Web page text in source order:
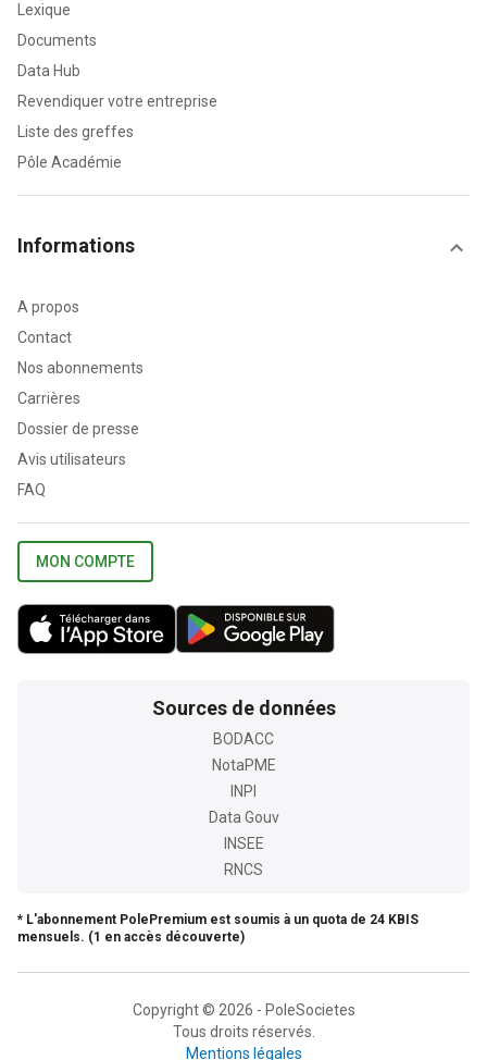
Lexique
Documents
Data Hub
Revendiquer votre entreprise
Liste des greffes
Pôle Académie
Informations
A propos
Contact
Nos abonnements
Carrières
Dossier de presse
Avis utilisateurs
FAQ
MON COMPTE
Sources de données
BODACC
NotaPME
INPI
Data Gouv
INSEE
RNCS
* L'abonnement PolePremium est soumis à un quota de 24 KBIS
mensuels. (1 en accès découverte)
Copyright © 2026 - PoleSocietes
Tous droits réservés.
Mentions légales